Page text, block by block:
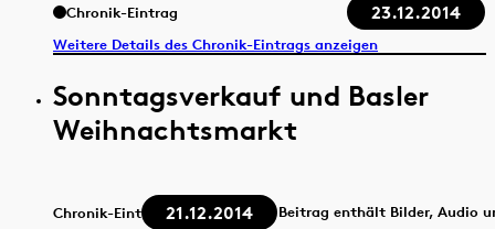
Chronik-Eintrag 23.12.2014
Weitere Details des Chronik-Eintrags anzeigen
Sonntagsverkauf und Basler
Weihnachtsmarkt
Chronik-Eintrag 21.12.2014
Beitrag enthält Bilder, Audio